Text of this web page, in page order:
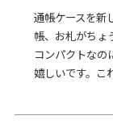
日
お支払方法 クレジ
ご選択
通帳ケースを新
帳、お札がちょ
コンパクトなの
嬉しいです。こ